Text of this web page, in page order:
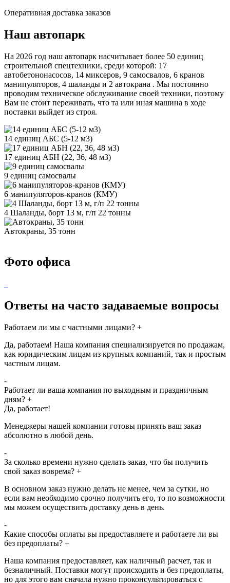
Оперативная доставка заказов
Наш автопарк
На 2026 год наш автопарк насчитывает более 50 единиц
строительной спецтехники, среди которой: 17
автобетононасосов, 14 миксеров, 9 самосвалов, 6 кранов
манипуляторов, 4 шаланды и 2 автокрана . Мы постоянно
проводим техническое обслуживание своей техники, поэтому
Вам не стоит переживать, что та или иная машина в ходе
поставки выйдет из строя.
14 единиц АБС (5-12 м3)
17 единиц АБН (22, 36, 48 м3)
9 единиц самосвалы
6 манипуляторов-кранов (КМУ)
4 Шаланды, борт 13 м, г/п 22 тонны
Автокраны, 35 тонн
Фото офиса
Ответы на часто задаваемые вопросы
Работаем ли мы с частными лицами? +
Да, работаем! Наша компания специализируется по продажам,
как юридическим лицам из крупных компаний, так и простым
частным лицам.
-
Работает ли ваша компания по выходным и праздничным
дням? +
Да, работает!
Менеджеры нашей компании готовы принять ваш заказ
абсолютно в любой день.
-
За сколько времени нужно сделать заказ, что бы получить
свой заказ вовремя? +
В основном заказ нужно делать не менее, чем за сутки, но
если вам необходимо срочно получить его, то по возможности
мы можем осуществить доставку день в день.
-
Какие способы оплаты вы предоставляете и работаете ли вы
без предоплаты? +
Наша компания предоставляет, как наличный расчет, так и
безналичный. Поставки могут происходить и без предоплаты,
но для этого вам сначала нужно проконсультироваться с